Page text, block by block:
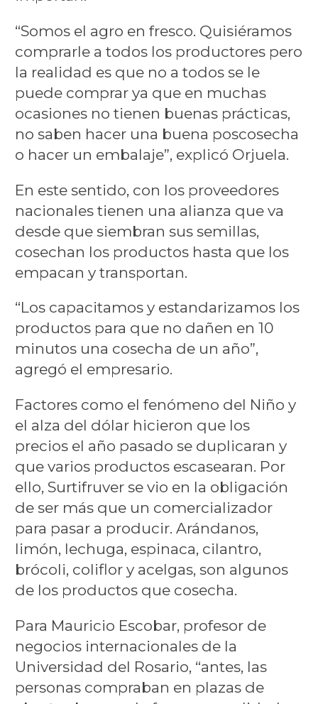
“Somos el agro en fresco. Quisiéramos
comprarle a todos los productores pero
la realidad es que no a todos se le
puede comprar ya que en muchas
ocasiones no tienen buenas prácticas,
no saben hacer una buena poscosecha
o hacer un embalaje”, explicó Orjuela.
En este sentido, con los proveedores
nacionales tienen una alianza que va
desde que siembran sus semillas,
cosechan los productos hasta que los
empacan y transportan.
“Los capacitamos y estandarizamos los
productos para que no dañen en 10
minutos una cosecha de un año”,
agregó el empresario.
Factores como el fenómeno del Niño y
el alza del dólar hicieron que los
precios el año pasado se duplicaran y
que varios productos escasearan. Por
ello, Surtifruver se vio en la obligación
de ser más que un comercializador
para pasar a producir. Arándanos,
limón, lechuga, espinaca, cilantro,
brócoli, coliflor y acelgas, son algunos
de los productos que cosecha.
Para Mauricio Escobar, profesor de
negocios internacionales de la
Universidad del Rosario, “antes, las
personas compraban en plazas de